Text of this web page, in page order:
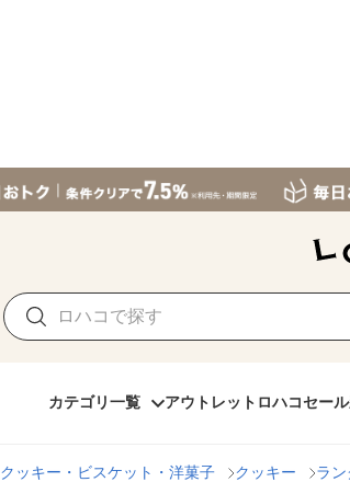
カテゴリ一覧 アウトレット ロハコセール
クッキー・ビスケット・洋菓子 クッキー ラン